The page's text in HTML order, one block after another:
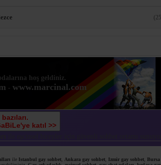
hoş geldiniz.
- www.marcinal.com
katıl >>
ile Istanbul gay sohbet Ankara gay sohbet Izmir gay sohbet Bursa